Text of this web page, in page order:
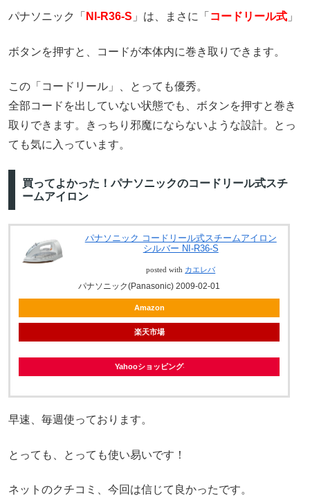
パナソニック「 NI-R36-S 」は、まさに「 コードリール式 」
ボタンを押すと、コードが本体内に巻き取りできます。
この「コードリール」、とっても優秀。
全部コードを出していない状態でも、ボタンを押すと巻き
取りできます。きっちり邪魔にならないような設計。とっ
ても気に入っています。
買ってよかった！パナソニックのコードリール式スチ
ームアイロン
パナソニック コードリール式スチームアイロン
シルバー NI-R36-S
posted with カエレバ
パナソニック(Panasonic) 2009-02-01
Amazon
楽天市場
Yahooショッピング
早速、毎週使っております。
とっても、とっても使い易いです！
ネットのクチコミ、今回は信じて良かったです。